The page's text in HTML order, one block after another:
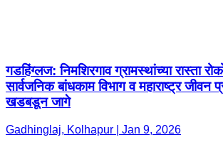
गडहिंग्लज: निमशिरगाव ग्रामस्थांच्या रास्ता
सार्वजनिक बांधकाम विभाग व महाराष्ट्र जीवन
खडबडून जागे
Gadhinglaj, Kolhapur | Jan 9, 2026